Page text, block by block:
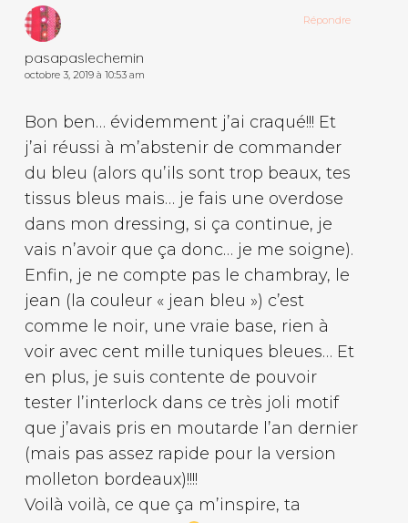
pasapaslechemin
octobre 3, 2019 à 10:53 am
Bon ben… évidemment j’ai craqué!!! Et
j’ai réussi à m’abstenir de commander
du bleu (alors qu’ils sont trop beaux, tes
tissus bleus mais… je fais une overdose
dans mon dressing, si ça continue, je
vais n’avoir que ça donc… je me soigne).
Enfin, je ne compte pas le chambray, le
jean (la couleur « jean bleu ») c’est
comme le noir, une vraie base, rien à
voir avec cent mille tuniques bleues… Et
en plus, je suis contente de pouvoir
tester l’interlock dans ce très joli motif
que j’avais pris en moutarde l’an dernier
(mais pas assez rapide pour la version
molleton bordeaux)!!!!
Voilà voilà, ce que ça m’inspire, ta
Répondre